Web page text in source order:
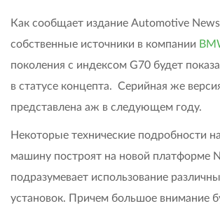
Как сообщает издание Automotive
собственные источники в компании
поколения с индексом G70 будет
в статусе концепта. Серийная же
представлена аж в следующем году.
Некоторые технические подробности
машину построят на новой платформе
подразумевает использование
установок. Причем большое внимание